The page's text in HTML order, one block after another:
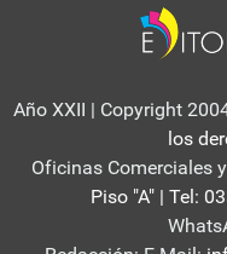
Año XXII | Copyright
los
Oficinas Comerciales
Piso "A" | Tel: